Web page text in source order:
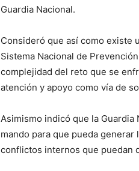
Guardia Nacional.
Consideró que así como existe
Sistema Nacional de
complejidad del reto que se
atención y apoyo como vía de
Asimismo indicó que la
mando para que pueda
conflictos internos que puedan